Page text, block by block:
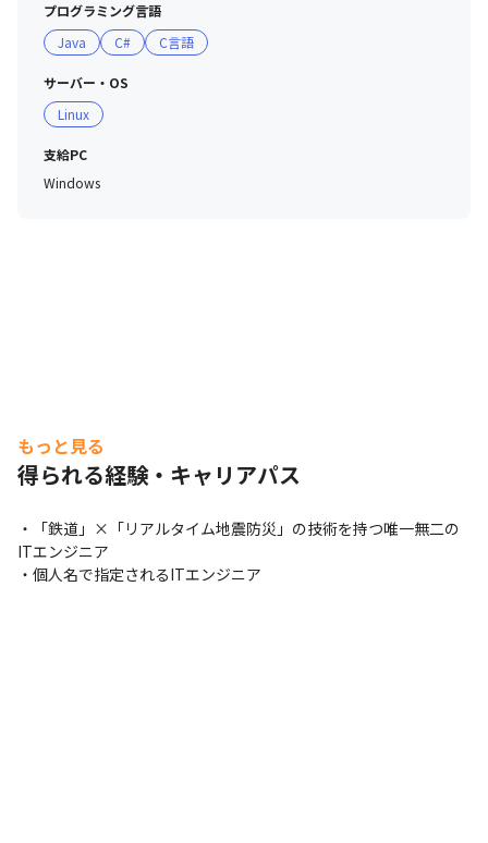
プログラミング言語
Java
C# C言語
サーバー・OS
Linux
支給PC
Windows
もっと見る
得られる経験・キャリアパス
・「鉄道」×「リアルタイム地震防災」の技術を持つ唯一無二の
ITエンジニア
・個人名で指定されるITエンジニア